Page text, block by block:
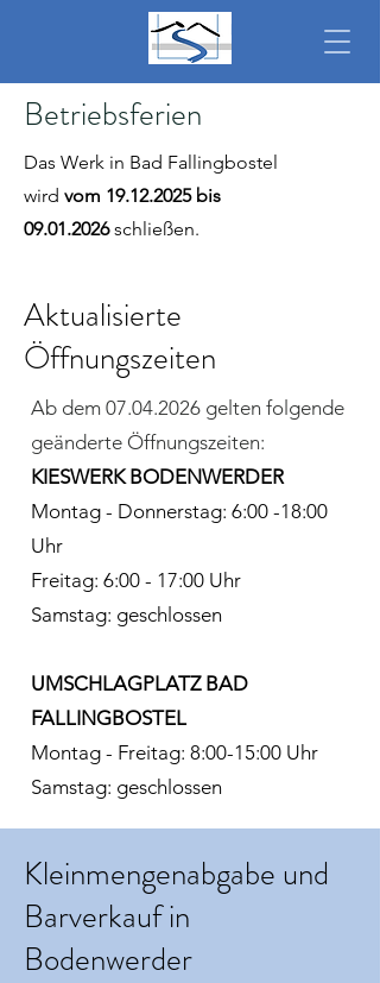
Betriebsferien
Das Werk in Bad Fallingbostel
wird vom 19.12.2025bis
09.01.2026schließen.
Aktualisierte
Öffnungszeiten
Ab dem 07.04.2026 gelten folgende
geänderte Öffnungszeiten:
KIESWERK BODENWERDER
Montag - Donnerstag: 6:00 -18:00
Uhr
Freitag: 6:00 - 17:00 Uhr
Samstag: geschlossen
UMSCHLAGPLATZ BAD
FALLINGBOSTEL
Montag - Freitag: 8:00-15:00 Uhr
Samstag: geschlossen
Kleinmengenabgabe und
Barverkauf in
Bodenwerder